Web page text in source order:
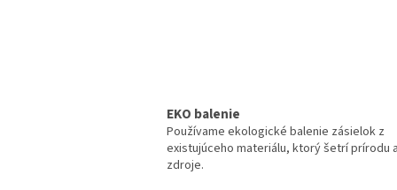
EKO balenie
Používame ekologické balenie zásielok z
existujúceho materiálu, ktorý šetrí prírodu a
zdroje.